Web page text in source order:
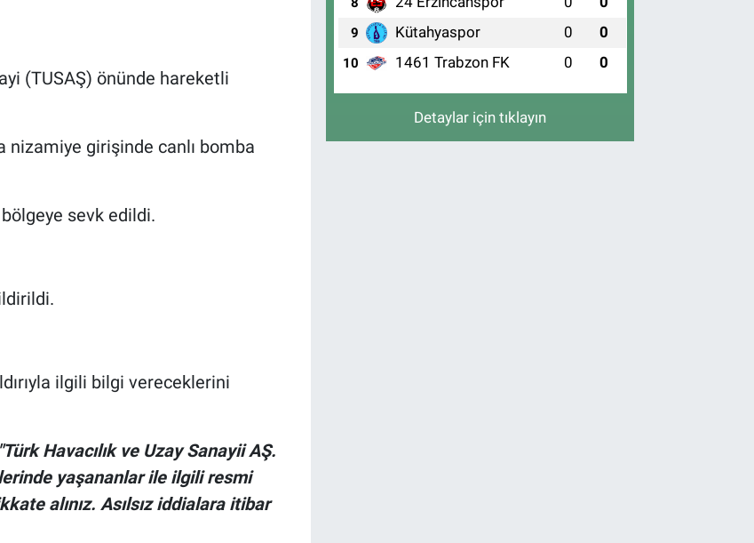
(TUSAŞ) önünde hareketli
nizamiye girişinde canlı bomba
sevk edildi.
ilgili bilgi vereceklerini
"Türk Havacılık ve Uzay Sanayii AŞ.
yaşananlar ile ilgili resmi
alınız. Asılsız iddialara itibar
9 Kütahyaspor 0 0
10 1461 Trabzon FK 0 0
Detaylar için tıklayın